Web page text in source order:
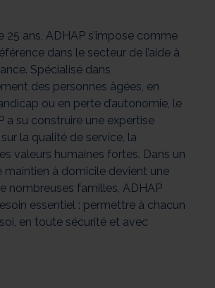
25 ans, ADHAP s’impose comme
dans le secteur de l’aide à
Spécialisé dans
des personnes âgées, en
ou en perte d’autonomie, le
a su construire une expertise
la qualité de service, la
valeurs humaines fortes. Dans un
maintien à domicile devient une
nombreuses familles, ADHAP
essentiel : permettre à chacun
en toute sécurité et avec